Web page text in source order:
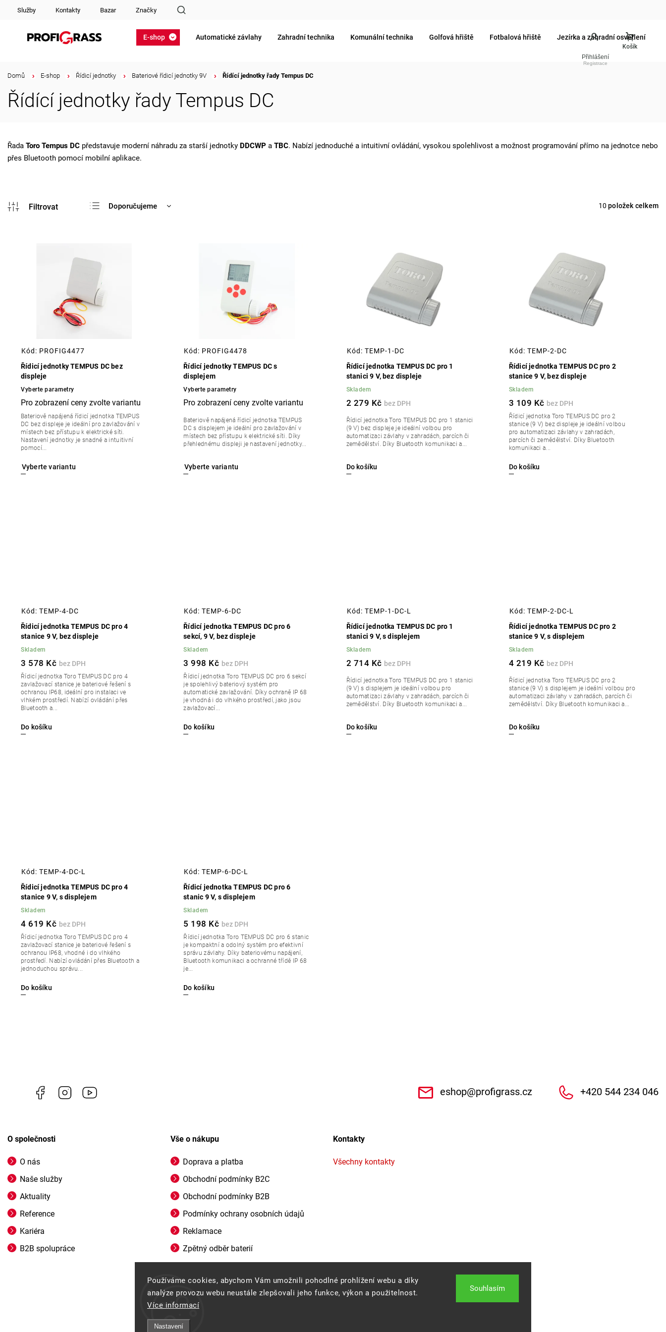
Používáme cookies, abychom Vám umožnili pohodlné prohlížení webu a díky
analýze provozu webu neustále zlepšovali jeho funkce, výkon a použitelnost.
Více informací
Nastavení
Souhlasím
Služby Kontakty Bazar Značky
Přihlášení
E-shop Automatické závlahy Zahradní technika Komunální technika Golfová hřiště Fotbalová hřiště Jezírka a zahradní osvětlení
Domů E-shop Řídicí jednotky Bateriové řídicí jednotky 9V Řídící jednotky řady Tempus DC
Řídící jednotky řady Tempus DC
Řada Toro Tempus DC představuje moderní náhradu za starší jednotky DDCWP a TBC. Nabízí jednoduché a intuitivní ovládání, vysokou spolehlivost a možnost programování přímo na jednotce nebo
přes Bluetooth pomocí mobilní aplikace.
Doporučujeme
10 položek celkem
Řídicí jednotky TEMPUS DC bez
displeje
Vyberte parametry
Bateriově napájená řídicí jednotka TEMPUS
DC bez displeje je ideální pro zavlažování v
místech bez přístupu k elektrické síti.
Nastavení jednotky je snadné a intuitivní
pomocí...
Kód: PROFIG4477
Řídicí jednotky TEMPUS DC s
displejem
Vyberte parametry
Bateriově napájená řídicí jednotka TEMPUS
DC s displejem je ideální pro zavlažování v
místech bez přístupu k elektrické síti. Díky
přehlednému displeji je nastavení jednotky...
Kód: PROFIG4478
Řídicí jednotka TEMPUS DC pro 1
stanici 9 V, bez displeje
Skladem
2 279 Kč
Do košíku
Řídicí jednotka Toro TEMPUS DC pro 1 stanici
(9 V) bez displeje je ideální volbou pro
automatizaci závlahy v zahradách, parcích či
zemědělství. Díky Bluetooth komunikaci a...
Kód: TEMP-1-DC
Řídicí jednotka TEMPUS DC pro 2
stanice 9 V, bez displeje
Skladem
3 109 Kč
Do košíku
Řídicí jednotka Toro TEMPUS DC pro 2
stanice (9 V) bez displeje je ideální volbou
pro automatizaci závlahy v zahradách,
parcích či zemědělství. Díky Bluetooth
komunikaci a...
Kód: TEMP-2-DC
Řídicí jednotka TEMPUS DC pro 4
stanice 9 V, bez displeje
Skladem
3 578 Kč
Do košíku
Řídicí jednotka Toro TEMPUS DC pro 4
zavlažovací stanice je bateriové řešení s
ochranou IP68, ideální pro instalaci ve
vlhkém prostředí. Nabízí ovládání přes
Bluetooth a...
Kód: TEMP-4-DC
Řídicí jednotka TEMPUS DC pro 6
sekcí, 9 V, bez displeje
Skladem
3 998 Kč
Do košíku
Řídicí jednotka Toro TEMPUS DC pro 6 sekcí
je spolehlivý bateriový systém pro
automatické zavlažování. Díky ochraně IP 68
je vhodná i do vlhkého prostředí, jako jsou
zavlažovací...
Kód:TEMP-6-DC
Řídicí jednotka TEMPUS DC pro 1
stanici 9 V, s displejem
Skladem
2 714 Kč
Do košíku
Řídicí jednotka Toro TEMPUS DC pro 1 stanici
(9 V) s displejem je ideální volbou pro
automatizaci závlahy v zahradách, parcích či
zemědělství. Díky Bluetooth komunikaci a...
Kód: TEMP-1-DC-L
Řídicí jednotka TEMPUS DC pro 2
stanice 9 V, s displejem
Skladem
4 219 Kč
Do košíku
Řídicí jednotka Toro TEMPUS DC pro 2
stanice (9 V) s displejem je ideální volbou pro
automatizaci závlahy v zahradách, parcích či
zemědělství. Díky Bluetooth komunikaci a...
Kód: TEMP-2-DC-L
Řídicí jednotka TEMPUS DC pro 4
stanice 9 V, s displejem
Skladem
4 619 Kč
Do košíku
Řídicí jednotka Toro TEMPUS DC pro 4
zavlažovací stanice je bateriové řešení s
ochranou IP68, vhodné i do vlhkého
prostředí. Nabízí ovládání přes Bluetooth a
jednoduchou správu...
Kód: TEMP-4-DC-L
Řídicí jednotka TEMPUS DC pro 6
stanic 9 V, s displejem
Skladem
5 198 Kč
Do košíku
Řídicí jednotka Toro TEMPUS DC pro 6 stanic
je kompaktní a odolný systém pro efektivní
správu závlahy. Díky bateriovému napájení,
Bluetooth komunikaci a ochranné třídě IP 68
je...
Kód:TEMP-6-DC-L
Facebook Instagram eshop@profigrass.cz +420 544 234 046
O společnosti
O nás
Naše služby
Aktuality
Reference
Kariéra
B2B spolupráce
Vše o nákupu
Doprava a platba
Obchodní podmínky B2C
Obchodní podmínky B2B
Podmínky ochrany osobních údajů
Reklamace
Zpětný odběr baterií
Kontakty
Všechny kontakty
Copyright 2026 . Všechna práva vyhrazena.